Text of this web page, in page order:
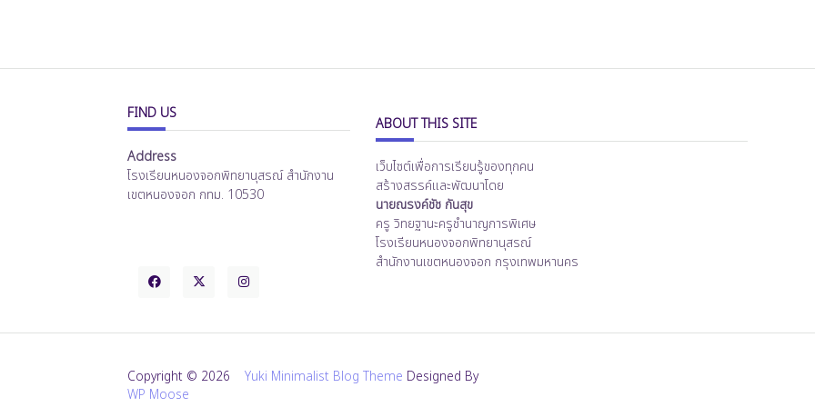
FIND US
Address
โรงเรียนหนองจอกพิทยานุสรณ์ สำนักงาน
เขตหนองจอก กทม. 10530
ABOUT THIS SITE
เว็บไซต์เพื่อการเรียนรู้ของทุกคน
สร้างสรรค์และพัฒนาโดย
นายณรงค์ชัช กันสุข
ครู วิทยฐานะครูชำนาญการพิเศษ
โรงเรียนหนองจอกพิทยานุสรณ์
สำนักงานเขตหนองจอก กรุงเทพมหานคร
Copyright © 2026 Yuki Minimalist Blog Theme Designed By
WP Moose